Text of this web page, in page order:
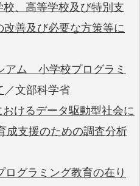
、高等学校及び特別支
善及び必要な方策等に
アム 小学校プログラミ
／文部科学省
けるデータ駆動型社会に
成支援のための調査分析
グラミング教育の在り